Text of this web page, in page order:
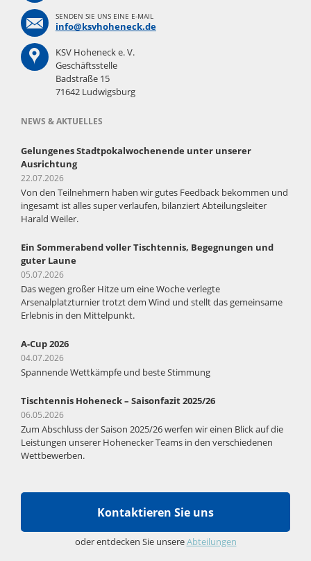
SENDEN SIE UNS EINE E-MAIL
info@ksvhoheneck.de
KSV Hoheneck e. V.
Geschäftsstelle
Badstraße 15
71642 Ludwigsburg
NEWS & AKTUELLES
Gelungenes Stadtpokalwochenende unter unserer
Ausrichtung
22.07.2026
Von den Teilnehmern haben wir gutes Feedback bekommen und
ingesamt ist alles super verlaufen, bilanziert Abteilungsleiter
Harald Weiler.
Ein Sommerabend voller Tischtennis, Begegnungen und
guter Laune
05.07.2026
Das wegen großer Hitze um eine Woche verlegte
Arsenalplatzturnier trotzt dem Wind und stellt das gemeinsame
Erlebnis in den Mittelpunkt.
A-Cup 2026
04.07.2026
Spannende Wettkämpfe und beste Stimmung
Tischtennis Hoheneck – Saisonfazit 2025/26
06.05.2026
Zum Abschluss der Saison 2025/26 werfen wir einen Blick auf die
Leistungen unserer Hohenecker Teams in den verschiedenen
Wettbewerben.
Kontaktieren Sie uns
oder entdecken Sie unsereAbteilungen